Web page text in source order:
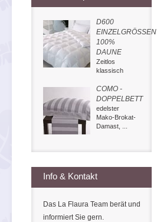
D600
EINZELGRÖSSEN
100%
DAUNE
Zeitlos
klassisch
COMO -
DOPPELBETT
edelster
Mako-Brokat-
Damast, ...
Info & Kontakt
Das La Flaura Team berät und
informiert Sie gern.